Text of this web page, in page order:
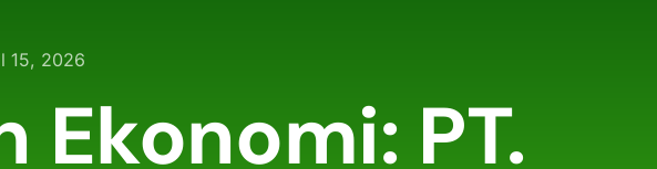
15, 2026
Ekonomi: PT.